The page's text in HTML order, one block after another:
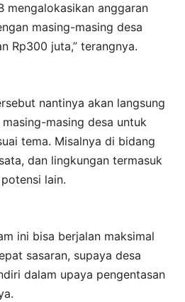
mengalokasikan anggaran
masing-masing desa
Rp300 juta,” terangnya.
nantinya akan langsung
masing desa untuk
tema. Misalnya di bidang
dan lingkungan termasuk
lain.
ini bisa berjalan maksimal
sasaran, supaya desa
dalam upaya pengentasan